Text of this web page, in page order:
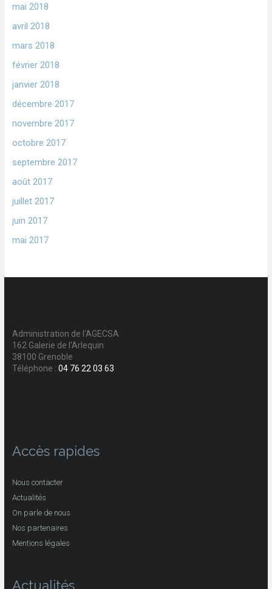
mai 2018
avril 2018
mars 2018
février 2018
janvier 2018
décembre 2017
novembre 2017
octobre 2017
septembre 2017
août 2017
juillet 2017
juin 2017
mai 2017
Administration de l'AGECSA
162 Galerie de l'Arlequin
38100 Grenoble
Téléphone : 04 76 22 03 63
Accès rapides
Nous contacter
Actualités
On parle de nous
Nos partenaires
Mentions légales
Actualités